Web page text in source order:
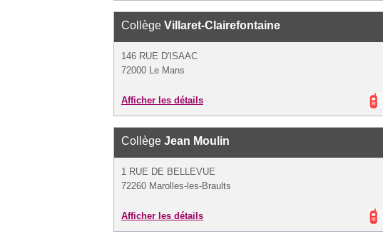
Collège Villaret-Clairefontaine
146 RUE D'ISAAC
72000 Le Mans
Afficher les détails
Collège Jean Moulin
1 RUE DE BELLEVUE
72260 Marolles-les-Braults
Afficher les détails